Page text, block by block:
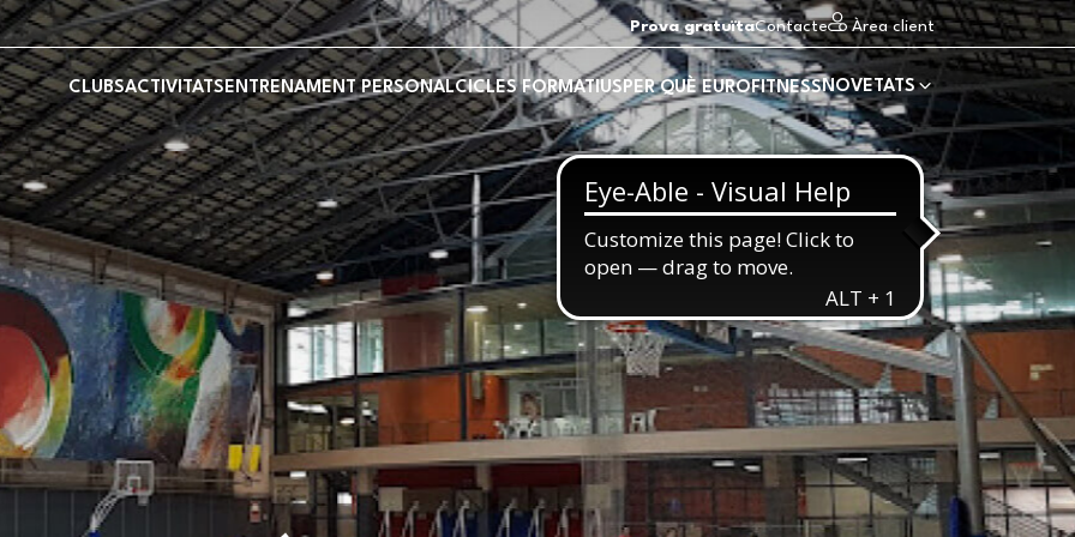
Prova gratuïtaContacte Àrea client
CLUBSACTIVITATSENTRENAMENT PERSONALCICLES FORMATIUSPER QUÈ EUROFITNESSNOVETATS